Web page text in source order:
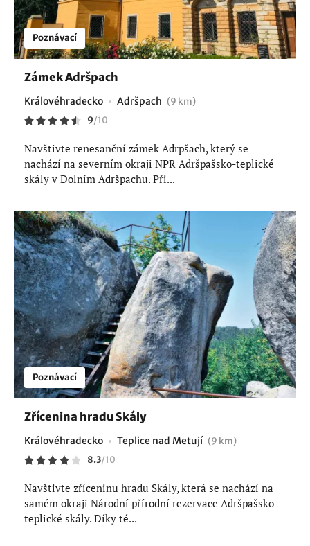
Poznávací
Zámek Adršpach
Královéhradecko Adršpach (9 km)
9/10
Navštivte renesanční zámek Adrpšach, který se
nachází na severním okraji NPR Adršpašsko-teplické
skály v Dolním Adršpachu. Při...
Poznávací
Zřícenina hradu Skály
Královéhradecko Teplice nad Metují (9 km)
8.3/10
Navštivte zříceninu hradu Skály, která se nachází na
samém okraji Národní přírodní rezervace Adršpašsko-
teplické skály. Díky té...